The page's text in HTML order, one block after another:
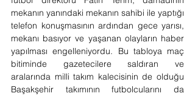
mekanın yanındaki mekanın sahibi ile yaptığı
telefon konuşmasının ardından gece yarısı,
mekanı basıyor ve yaşanan olayların haber
yapılması engelleniyordu. Bu tabloya maç
bitiminde gazetecilere saldıran ve
aralarında milli takım kalecisinin de olduğu
Başakşehir takımının futbolcularını da